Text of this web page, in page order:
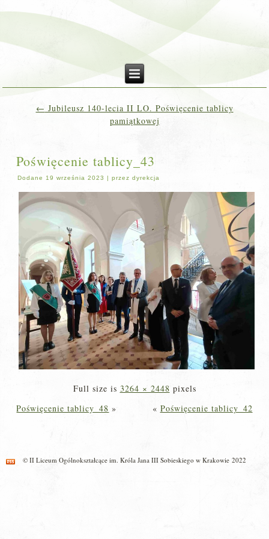
← Jubileusz 140-lecia II LO. Poświęcenie tablicy
pamiątkowej
Poświęcenie tablicy_43
Dodane 19 września 2023 |przez dyrekcja
Full size is 3264 × 2448 pixels
Poświęcenie tablicy_48 » « Poświęcenie tablicy_42
© II Liceum Ogólnokształcące im. Króla Jana III Sobieskiego w Krakowie 2022